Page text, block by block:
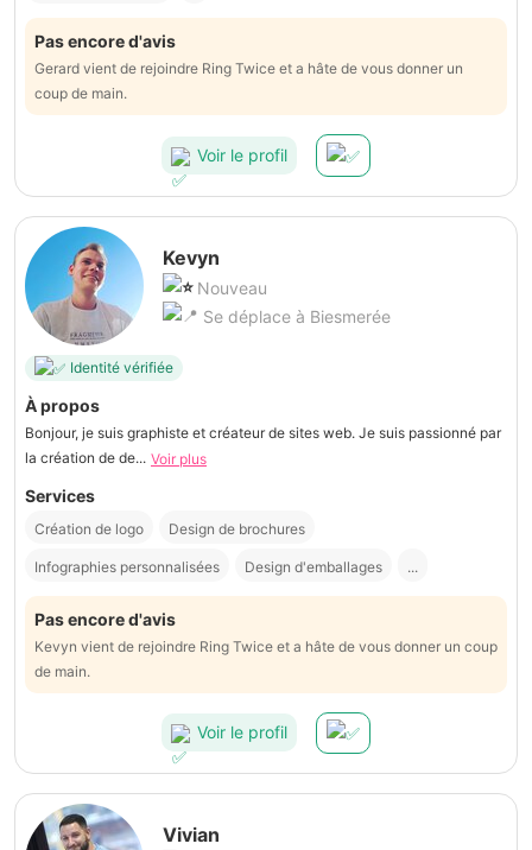
Pas encore d'avis
Gerard vient de rejoindre Ring Twice et a hâte de vous donner un
coup de main.
Voir le profil
Kevyn
Nouveau
Se déplace à Biesmerée
Identité vérifiée
À propos
Bonjour, je suis graphiste et créateur de sites web. Je suis passionné par
la création de de... Voir plus
Services
Création de logo Design de brochures
Infographies personnalisées Design d'emballages ...
Pas encore d'avis
Kevyn vient de rejoindre Ring Twice et a hâte de vous donner un coup
de main.
Voir le profil
Vivian